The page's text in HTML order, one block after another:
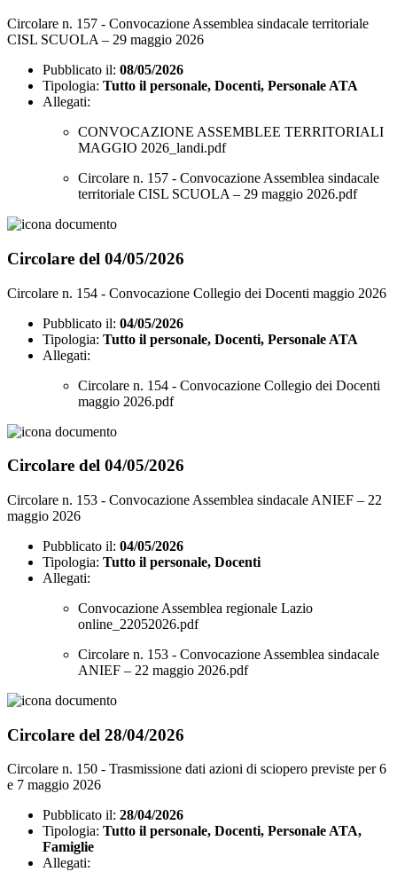
Circolare n. 157 - Convocazione Assemblea sindacale territoriale
CISL SCUOLA – 29 maggio 2026
Pubblicato il: 08/05/2026
Tipologia: Tutto il personale, Docenti, Personale ATA
Allegati:
CONVOCAZIONE ASSEMBLEE TERRITORIALI
MAGGIO 2026_landi.pdf
Circolare n. 157 - Convocazione Assemblea sindacale
territoriale CISL SCUOLA – 29 maggio 2026.pdf
Circolare del 04/05/2026
Circolare n. 154 - Convocazione Collegio dei Docenti maggio 2026
Pubblicato il: 04/05/2026
Tipologia: Tutto il personale, Docenti, Personale ATA
Allegati:
Circolare n. 154 - Convocazione Collegio dei Docenti
maggio 2026.pdf
Circolare del 04/05/2026
Circolare n. 153 - Convocazione Assemblea sindacale ANIEF – 22
maggio 2026
Pubblicato il: 04/05/2026
Tipologia: Tutto il personale, Docenti
Allegati:
Convocazione Assemblea regionale Lazio
online_22052026.pdf
Circolare n. 153 - Convocazione Assemblea sindacale
ANIEF – 22 maggio 2026.pdf
Circolare del 28/04/2026
Circolare n. 150 - Trasmissione dati azioni di sciopero previste per 6
e 7 maggio 2026
Pubblicato il: 28/04/2026
Tipologia: Tutto il personale, Docenti, Personale ATA,
Famiglie
Allegati: